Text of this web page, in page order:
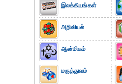
இலக்கியங்கள்
அறிவியல்
ஆன்மிகம்
மருத்துவம்